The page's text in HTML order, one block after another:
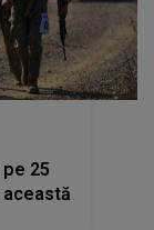
25